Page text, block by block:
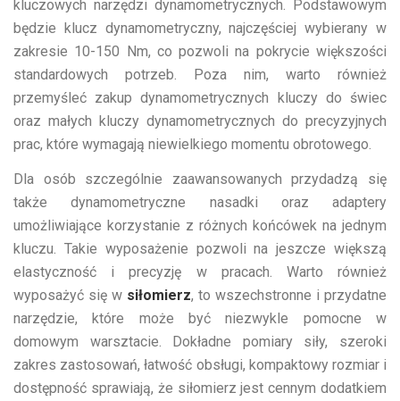
kluczowych narzędzi dynamometrycznych. Podstawowym
będzie klucz dynamometryczny, najczęściej wybierany w
zakresie 10-150 Nm, co pozwoli na pokrycie większości
standardowych potrzeb. Poza nim, warto również
przemyśleć zakup dynamometrycznych kluczy do świec
oraz małych kluczy dynamometrycznych do precyzyjnych
prac, które wymagają niewielkiego momentu obrotowego.
Dla osób szczególnie zaawansowanych przydadzą się
także dynamometryczne nasadki oraz adaptery
umożliwiające korzystanie z różnych końcówek na jednym
kluczu. Takie wyposażenie pozwoli na jeszcze większą
elastyczność i precyzję w pracach. Warto również
wyposażyć się w siłomierz, to wszechstronne i przydatne
narzędzie, które może być niezwykle pomocne w
domowym warsztacie. Dokładne pomiary siły, szeroki
zakres zastosowań, łatwość obsługi, kompaktowy rozmiar i
dostępność sprawiają, że siłomierz jest cennym dodatkiem